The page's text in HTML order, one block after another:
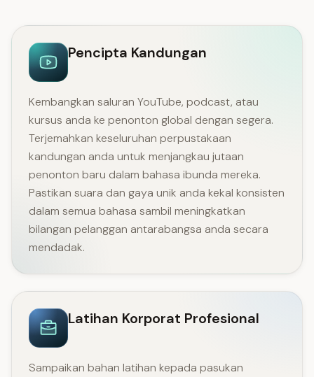
Pencipta Kandungan
Kembangkan saluran YouTube, podcast, atau
kursus anda ke penonton global dengan segera.
Terjemahkan keseluruhan perpustakaan
kandungan anda untuk menjangkau jutaan
penonton baru dalam bahasa ibunda mereka.
Pastikan suara dan gaya unik anda kekal konsisten
dalam semua bahasa sambil meningkatkan
bilangan pelanggan antarabangsa anda secara
mendadak.
Latihan Korporat Profesional
Sampaikan bahan latihan kepada pasukan